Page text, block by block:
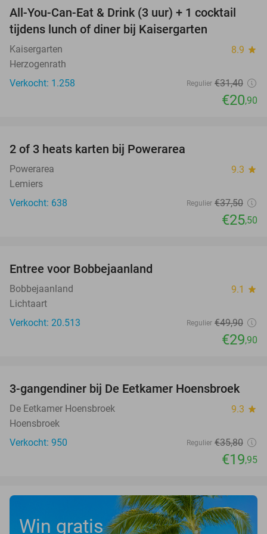
33%
All-You-Can-Eat & Drink (3 uur) + 1 cocktail
tijdens lunch of diner bij Kaisergarten
Kaisergarten 8.9 star
Herzogenrath
Verkocht: 1.258
Regulier €31,40
€20,90
2 of 3 heats karten bij Powerarea
Powerarea 9.3 star
Lemiers
Verkocht: 638
Regulier €37,50
€25,50
Entree voor Bobbejaanland
Bobbejaanland 9.1 star
Lichtaart
Verkocht: 20.513
Regulier €49,90
€29,90
44%
3-gangendiner bij De Eetkamer Hoensbroek
De Eetkamer Hoensbroek 9.3 star
Hoensbroek
Verkocht: 950
Regulier €35,80
€19,95
Win gratis